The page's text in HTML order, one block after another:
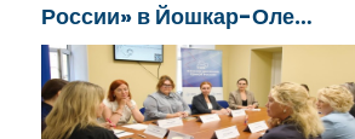
России» в Йошкар-Оле
состоялся семейный
фестиваль